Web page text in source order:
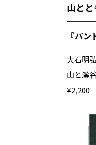
山と
『パ
大石明
山と溪
¥2,200